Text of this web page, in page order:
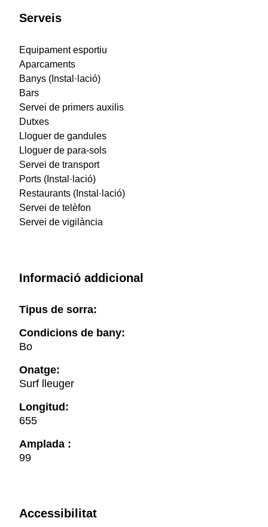
Serveis
Equipament esportiu
Aparcaments
Banys (Instal·lació)
Bars
Servei de primers auxilis
Dutxes
Lloguer de gandules
Lloguer de para-sols
Servei de transport
Ports (Instal·lació)
Restaurants (Instal·lació)
Servei de telèfon
Servei de vigilància
Informació addicional
Tipus de sorra:
Condicions de bany:
Bo
Onatge:
Surf lleuger
Longitud:
655
Amplada :
99
Accessibilitat